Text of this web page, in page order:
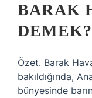
BARAK
DEMEK?
Özet. Barak
bakıldığında,
bünyesinde